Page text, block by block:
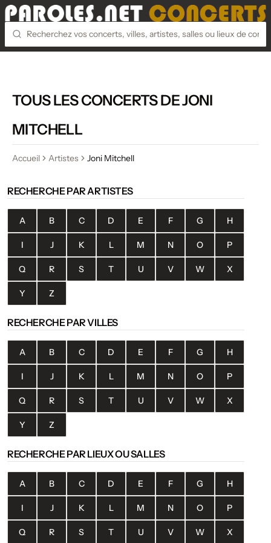
TOUS LES CONCERTS DE JONI
MITCHELL
Accueil Artistes Joni Mitchell
RECHERCHE PAR ARTISTES
A B C D E F G H
I J K L M N O P
Q R S T U V W X
Y Z
RECHERCHE PAR VILLES
A B C D E F G H
I J K L M N O P
Q R S T U V W X
Y Z
RECHERCHE PAR LIEUX OU SALLES
A B C D E F G H
I J K L M N O P
Q R S T U V W X